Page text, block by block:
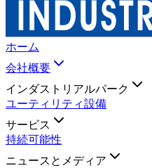
ホーム
会社概要
インダストリアルパーク
ユーティリティ設備
サービス
持続可能性
ニュースとメディア